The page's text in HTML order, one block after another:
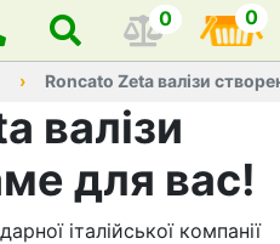
0 0
Roncato Zeta валізи
валізи
для вас!
італійської компанії